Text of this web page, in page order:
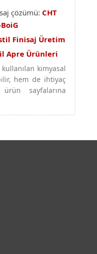
çözümü: CHT
Finisaj Üretim
Apre Ürünleri
kullanılan kimyasal
hem de ihtiyaç
sayfalarına